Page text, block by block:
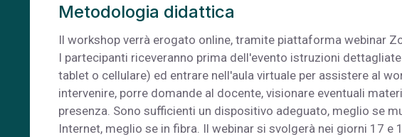
Metodologia didattica
Il workshop verrà erogato online, tramite piattaforma webinar
I partecipanti riceveranno prima dell'evento istruzioni
tablet o cellulare) ed entrare nell'aula virtuale per assistere al
intervenire, porre domande al docente, visionare eventuali
presenza. Sono sufficienti un dispositivo adeguato, meglio se
Internet, meglio se in fibra. Il webinar si svolgerà nei giorni 17 e